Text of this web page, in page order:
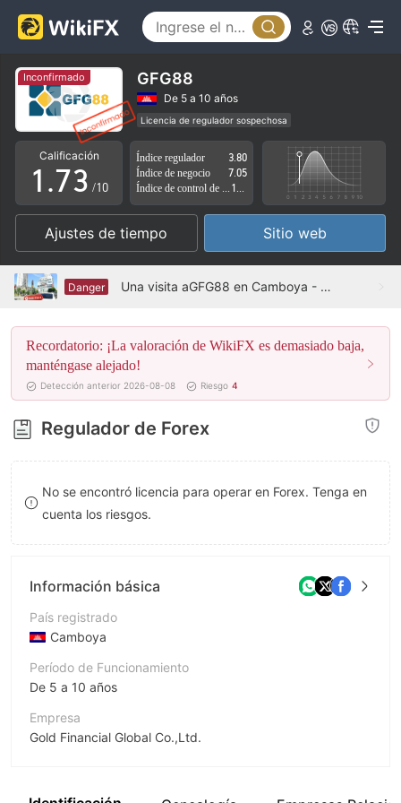
Inconfirmado GFG88
De 5 a 10 años
Licencia de regulador sospechosa
Zona de negocio sospechoso
Riesgo potencial alto
Calificación
0
1
2
3
4
5
6
7
8
9
.
3
4
5
6
7
8
9
0
1
2
3
4
5
6
7
8
9
/10
Índice regulador
3.80
Índice de negocio
7.05
Ajustes de tiempo Sitio web
Danger Una visita aGFG88 en Camboya - No encuentra oficina
Recordatorio: ¡La valoración de WikiFX es demasiado baja,
manténgase alejado!
Detección anterior 2026-08-08 Riesgo 4
Regulador de Forex
No se encontró licencia para operar en Forex. Tenga en
cuenta los riesgos.
Información básica
País registrado
Camboya
Período de Funcionamiento
De 5 a 10 años
Empresa
Gold Financial Global Co.,Ltd.